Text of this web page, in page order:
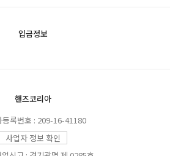
입금정보
핸즈코리아
등록번호 : 209-16-41180
사업자 정보 확인